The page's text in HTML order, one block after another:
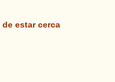
estar cerca